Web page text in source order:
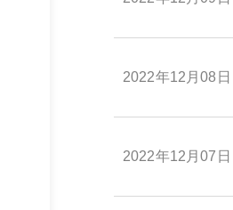
2022年12月08日
2022年12月07日